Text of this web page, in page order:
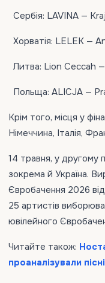
Сербія: LAVINA —
Хорватія: LELEK —
Литва: Lion Ceccah
Польща: ALICJA —
Крім того, місця у
Німеччина, Італія,
14 травня, у другому
зокрема й Україна.
Євробачення 2026
25 артистів
ювілейного
Читайте також:
проаналізували